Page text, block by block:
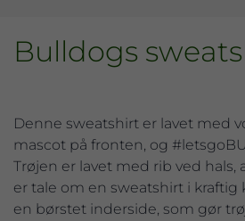
Bulldogs
Denne sweatshirt er lavet med
mascot på fronten, og
Trøjen er lavet med rib ved
er tale om en sweatshirt i kraftig
en børstet inderside, som gør